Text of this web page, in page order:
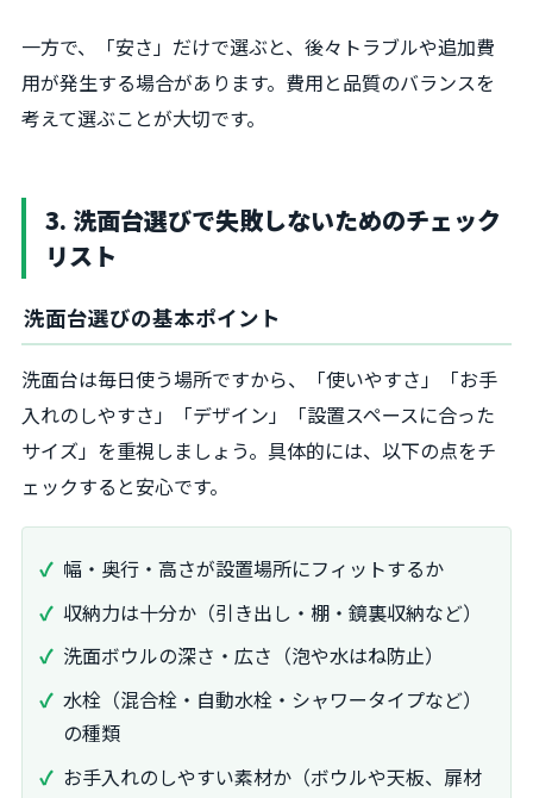
一方で、「安さ」だけで選ぶと、後々トラブルや追加費
用が発生する場合があります。費用と品質のバランスを
考えて選ぶことが大切です。
3. 洗面台選びで失敗しないためのチェック
リスト
洗面台選びの基本ポイント
洗面台は毎日使う場所ですから、「使いやすさ」「お手
入れのしやすさ」「デザイン」「設置スペースに合った
サイズ」を重視しましょう。具体的には、以下の点をチ
ェックすると安心です。
幅・奥行・高さが設置場所にフィットするか
収納力は十分か（引き出し・棚・鏡裏収納など）
洗面ボウルの深さ・広さ（泡や水はね防止）
水栓（混合栓・自動水栓・シャワータイプなど）
の種類
お手入れのしやすい素材か（ボウルや天板、扉材